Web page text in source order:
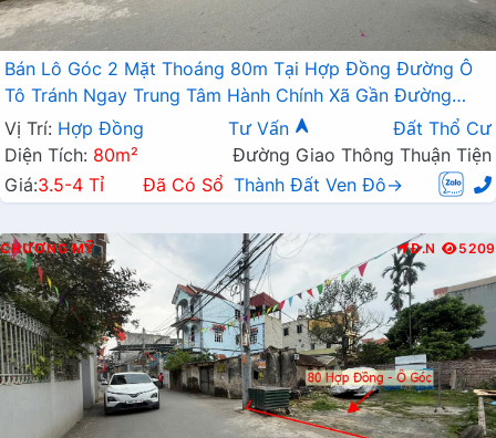
Bán Lô Góc 2 Mặt Thoáng 80m Tại Hợp Đồng Đường Ô
Tô Tránh Ngay Trung Tâm Hành Chính Xã Gần Đường
TL419
Vị Trí: Hợp Đồng Tư Vấn
Đất Thổ Cư
Diện Tích: 80m²
Đường Giao Thông Thuận Tiện
Giá:3.5-4 Tỉ Đã Có Sổ Thành Đất Ven Đô→
CHƯƠNG MỸ Đ.N 5209